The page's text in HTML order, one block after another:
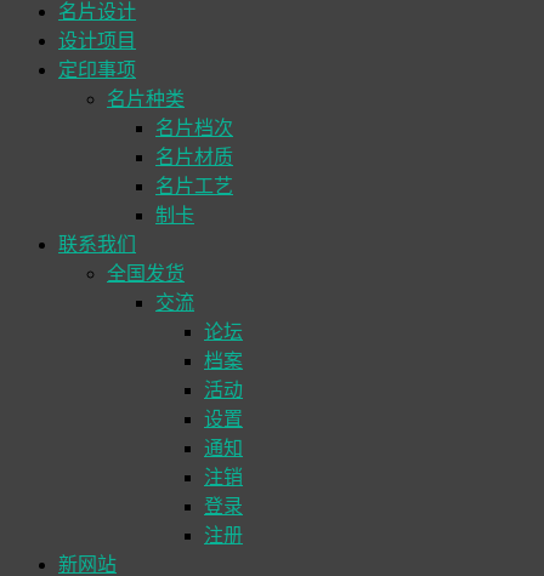
名片设计
设计项目
定印事项
名片种类
名片档次
名片材质
名片工艺
制卡
联系我们
全国发货
交流
论坛
档案
活动
设置
通知
注销
登录
注册
新网站